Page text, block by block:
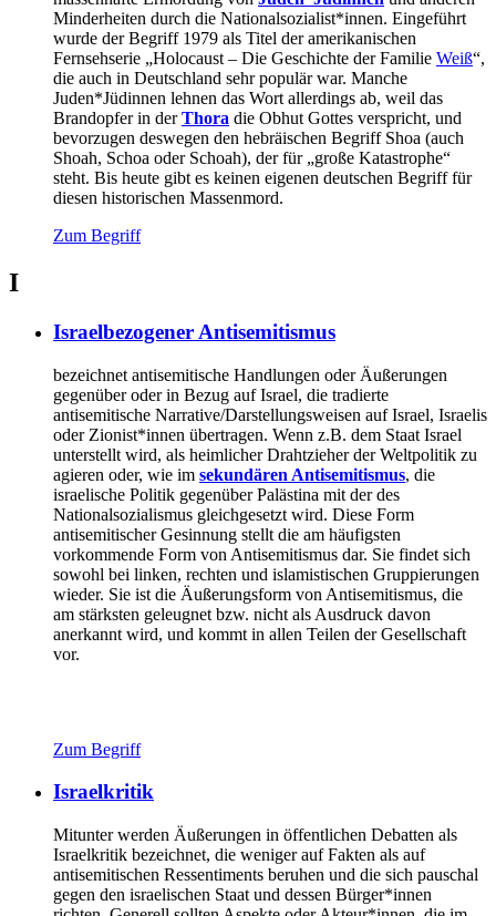
Minderheiten durch die Nationalsozialist*innen. Eingeführt
wurde der Begriff 1979 als Titel der amerikanischen
Fernsehserie „Holocaust – Die Geschichte der Familie Weiß“,
die auch in Deutschland sehr populär war. Manche
Juden*Jüdinnen lehnen das Wort allerdings ab, weil das
Brandopfer in derThora die Obhut Gottes verspricht, und
bevorzugen deswegen den hebräischen Begriff Shoa (auch
Shoah, Schoa oder Schoah), der für „große Katastrophe“
steht. Bis heute gibt es keinen eigenen deutschen Begriff für
diesen historischen Massenmord.
Zum Begriff
I
Israelbezogener Antisemitismus
bezeichnet antisemitische Handlungen oder Äußerungen
gegenüber oder in Bezug auf Israel, die tradierte
antisemitische Narrative/Darstellungsweisen auf Israel, Israelis
oder Zionist*innen übertragen. Wenn z.B. dem Staat Israel
unterstellt wird, als heimlicher Drahtzieher der Weltpolitik zu
agieren oder, wie im sekundären Antisemitismus, die
israelische Politik gegenüber Palästina mit der des
Nationalsozialismus gleichgesetzt wird. Diese Form
antisemitischer Gesinnung stellt die am häufigsten
vorkommende Form von Antisemitismus dar. Sie findet sich
sowohl bei linken, rechten und islamistischen Gruppierungen
wieder. Sie ist die Äußerungsform von Antisemitismus, die
am stärksten geleugnet bzw. nicht als Ausdruck davon
anerkannt wird, und kommt in allen Teilen der Gesellschaft
vor.
Zum Begriff
Israelkritik
Mitunter werden Äußerungen in öffentlichen Debatten als
Israelkritik bezeichnet, die weniger auf Fakten als auf
antisemitischen Ressentiments beruhen und die sich pauschal
gegen den israelischen Staat und dessen Bürger*innen